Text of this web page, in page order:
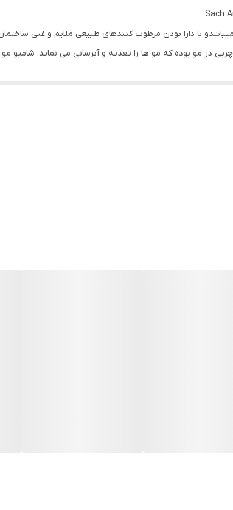
با دارا بودن مرطوب کنندهای طبیعی ملایم و غنی
در مو بوده که مو ها را تغذیه و آبرسانی می نماید. شامپو